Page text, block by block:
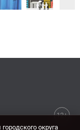
12+
округа